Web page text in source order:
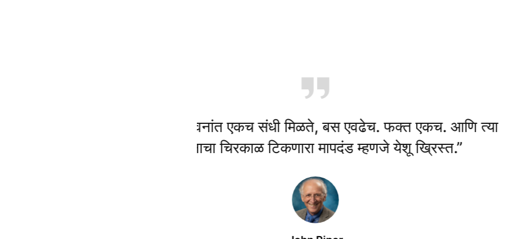
“तुम्हांला जीवनांत एकच संधी मिळते, बस एवढेच. फक्त एकच. आणि त्या
जीवनाचा चिरकाळ टिकणारा मापदंड म्हणजे येशू ख्रिस्त.”